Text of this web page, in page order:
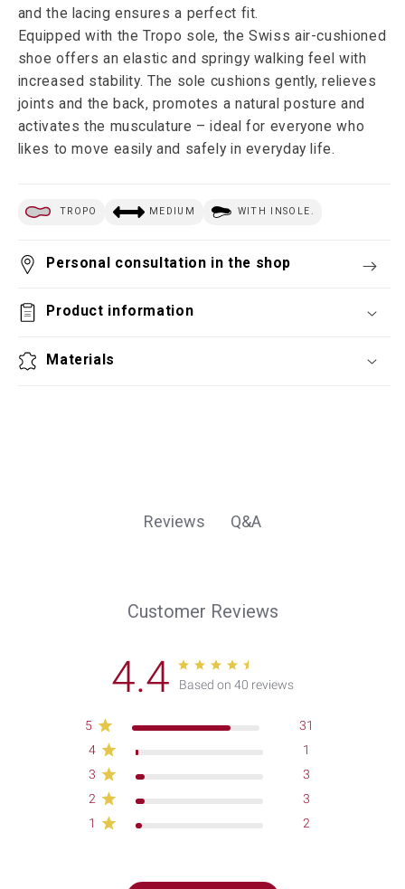
and the lacing ensures a perfect fit.
Equipped with the Tropo sole, the Swiss air-cushioned
shoe offers an elastic and springy walking feel with
increased stability. The sole cushions gently, relieves
joints and the back, promotes a natural posture and
activates the musculature – ideal for everyone who
likes to move easily and safely in everyday life.
TROPO MEDIUM WITH INSOLE.
Personal consultation in the shop
Product information
Materials
Reviews Q&A
Customer Reviews
4.4 Based on 40 reviews
5
31
4
1
3
3
2
3
1
2